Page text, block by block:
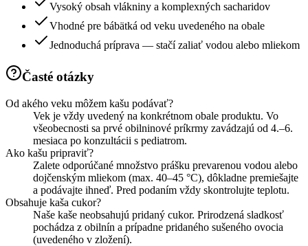
Vysoký obsah vlákniny a komplexných sacharidov
Vhodné pre bábätká od veku uvedeného na obale
Jednoduchá príprava — stačí zaliať vodou alebo mliekom
Časté otázky
Od akého veku môžem kašu podávať?
Vek je vždy uvedený na konkrétnom obale produktu. Vo
všeobecnosti sa prvé obilninové príkrmy zavádzajú od 4.–6.
mesiaca po konzultácii s pediatrom.
Ako kašu pripraviť?
Zalete odporúčané množstvo prášku prevarenou vodou alebo
dojčenským mliekom (max. 40–45 °C), dôkladne premiešajte
a podávajte ihneď. Pred podaním vždy skontrolujte teplotu.
Obsahuje kaša cukor?
Naše kaše neobsahujú pridaný cukor. Prirodzená sladkosť
pochádza z obilnín a prípadne pridaného sušeného ovocia
(uvedeného v zložení).